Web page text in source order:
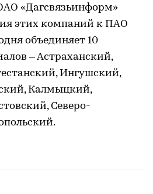
«Дагсвязьинформ»
этих компаний к ПАО
объединяет 10
– Астраханский,
Ингушский,
Калмыцкий,
Северо-